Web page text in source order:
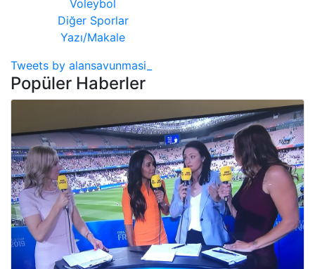
Voleybol
Diğer Sporlar
Yazı/Makale
Tweets by alansavunmasi_
Popüler Haberler